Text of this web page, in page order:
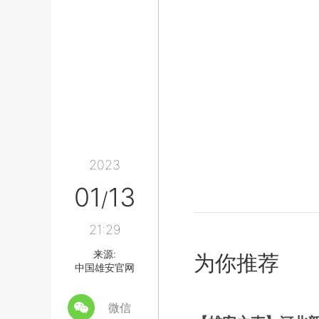
2023
01/13
21:29
来源:
中国雄安官网
微信
为你推荐